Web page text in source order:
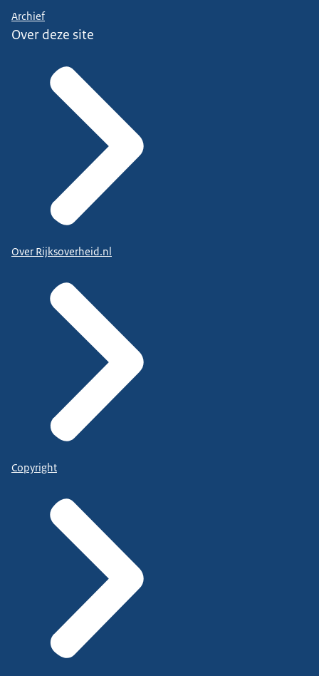
Archief
Over deze site
Over Rijksoverheid.nl
Copyright